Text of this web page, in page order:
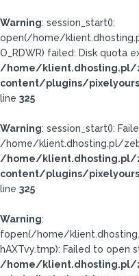
Warning: session_start():
open(/home/
O_RDWR) failed: Disk quota
/home/
content/plugins/
line 325
Warning: session_start():
/home/klient.dhosting.pl/
/home/
content/plugins/
line 325
Warning:
fopen(/home/
hAXTvy.tmp): Failed to open
/home/